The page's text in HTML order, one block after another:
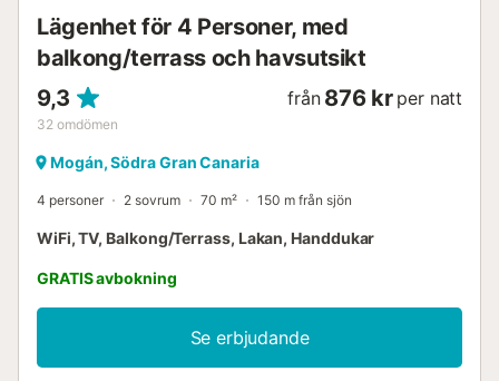
Lägenhet för 4 Personer, med
balkong/terrass och havsutsikt
9,3
32 omdömen
från 876 kr per natt
Mogán, Södra Gran Canaria
4 personer 2 sovrum 70 m² 150 m från sjön
WiFi, TV, Balkong/Terrass, Lakan, Handdukar
GRATIS avbokning
Se erbjudande